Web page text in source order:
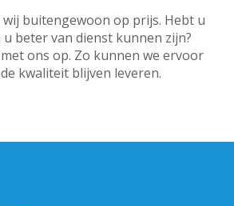
buitengewoon op prijs. Hebt u
beter van dienst kunnen zijn?
ons op. Zo kunnen we ervoor
kwaliteit blijven leveren.